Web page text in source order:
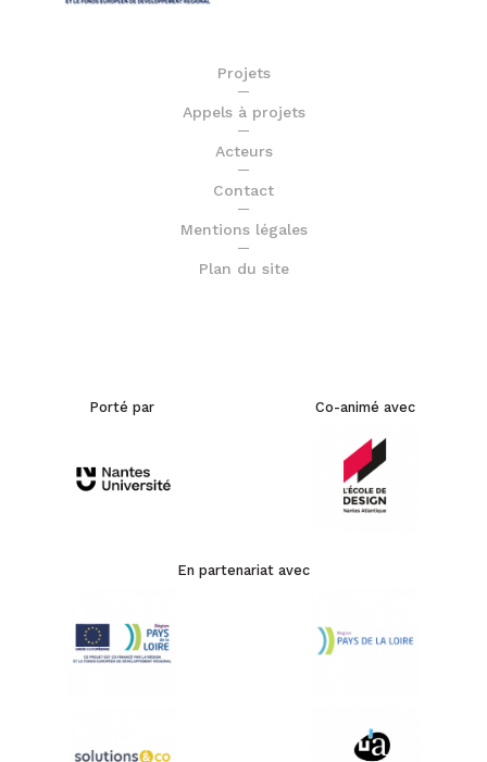
Projets
Appels à projets
Acteurs
Contact
Mentions légales
Plan du site
Porté par Co-animé avec
En partenariat avec